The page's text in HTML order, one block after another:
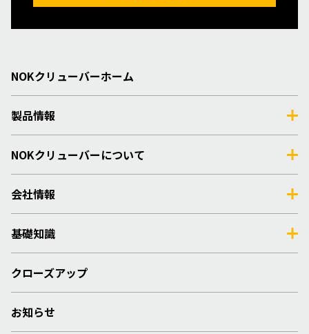
NOKクリューバーホーム
製品情報
NOKクリューバーについて
会社情報
基礎知識
クローズアップ
お知らせ